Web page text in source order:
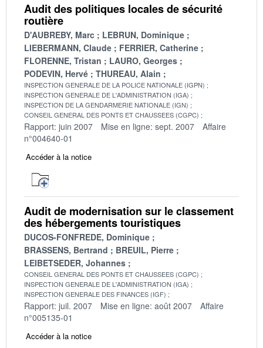
Audit des politiques locales de sécurité
routière
D'AUBREBY, Marc
LEBRUN, Dominique
LIEBERMANN, Claude
FERRIER, Catherine
FLORENNE, Tristan
LAURO, Georges
PODEVIN, Hervé
THUREAU, Alain
INSPECTION GENERALE DE LA POLICE NATIONALE (IGPN)
INSPECTION GENERALE DE L'ADMINISTRATION (IGA)
INSPECTION DE LA GENDARMERIE NATIONALE (IGN)
CONSEIL GENERAL DES PONTS ET CHAUSSEES (CGPC)
Rapport: juin 2007 Mise en ligne: sept. 2007
Affaire
n°004640-01
Accéder à la notice
Audit de modernisation sur le classement
des hébergements touristiques
DUCOS-FONFREDE, Dominique
BRASSENS, Bertrand
BREUIL, Pierre
LEIBETSEDER, Johannes
CONSEIL GENERAL DES PONTS ET CHAUSSEES (CGPC)
INSPECTION GENERALE DE L'ADMINISTRATION (IGA)
INSPECTION GENERALE DES FINANCES (IGF)
Rapport: juil. 2007 Mise en ligne: août 2007
Affaire
n°005135-01
Accéder à la notice